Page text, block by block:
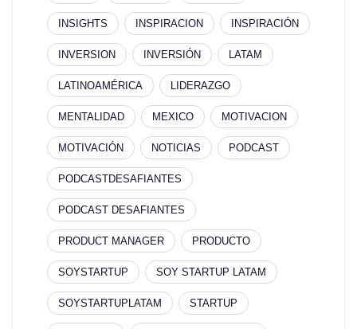
INSIGHTS INSPIRACION INSPIRACIÓN
INVERSION INVERSIÓN LATAM
LATINOAMÉRICA LIDERAZGO
MENTALIDAD MEXICO MOTIVACION
MOTIVACIÓN NOTICIAS PODCAST
PODCASTDESAFIANTES
PODCAST DESAFIANTES
PRODUCT MANAGER PRODUCTO
SOYSTARTUP SOY STARTUP LATAM
SOYSTARTUPLATAM STARTUP